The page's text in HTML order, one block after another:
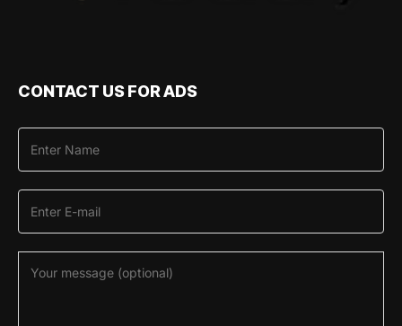
CONTACT US FOR ADS